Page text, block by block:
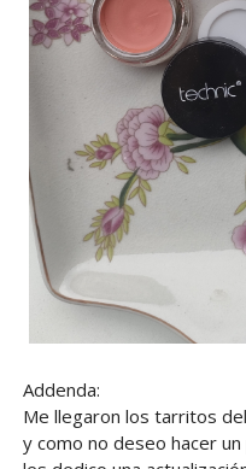
Addenda:
Me llegaron los tarritos
y como no deseo hacer